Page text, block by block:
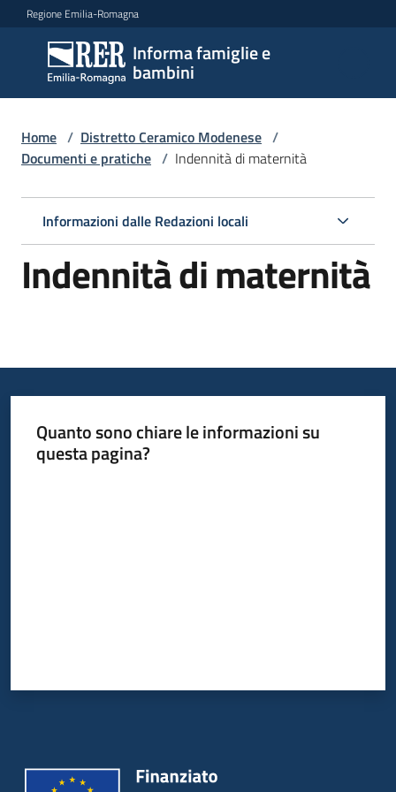
Vai al contenuto
Vai alla navigazione
Vai al footer
Regione Emilia-Romagna
Informa famiglie e
bambini
Informa
famiglie
e
bambini
Argomenti
Servizi
le
Informazioni
Home / Distretto Ceramico Modenese /
Documenti e pratiche / Indennità di maternità
Informazioni dalle Redazioni locali
Indennità di maternità
Quanto sono chiare le informazioni su
questa pagina?